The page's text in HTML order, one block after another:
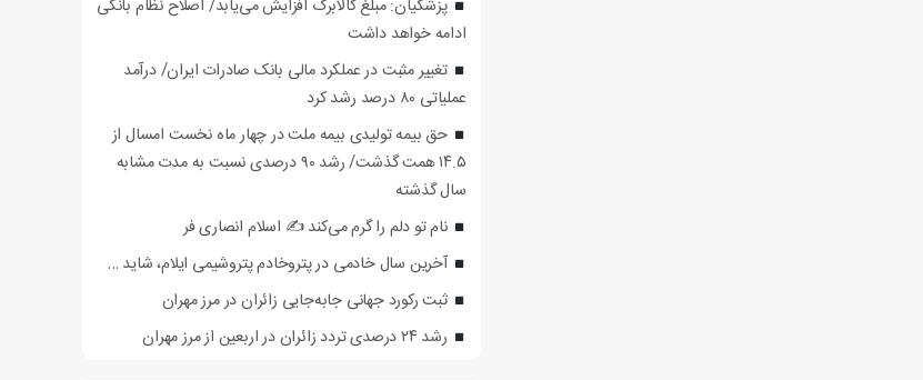
پزشکیان: مبلغ کالابرگ افزایش می‌یابد/ اصلاح نظام بانکی
ادامه خواهد داشت
تغییر مثبت در عملکرد مالی بانک صادرات ایران/ درآمد
عملیاتی ۸۰ درصد رشد کرد
حق بیمه تولیدی بیمه ملت در چهار ماه نخست امسال از
۱۴.۵ همت گذشت/ رشد ۹۰ درصدی نسبت به مدت مشابه
سال گذشته
نام تو دلم را گرم می‌کند ✍️ اسلام انصاری فر
آخرین سال خادمی در پتروخادم پتروشیمی ایلام، شاید …
ثبت رکورد جهانی جابه‌جایی زائران در مرز مهران
رشد ۲۴ درصدی تردد زائران در اربعین از مرز مهران